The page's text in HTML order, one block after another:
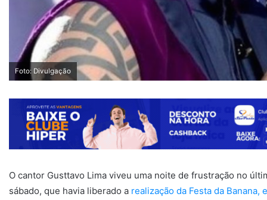
Foto: Divulgação
O cantor Gusttavo Lima viveu uma noite de frustração no
sábado, que havia liberado a realização da Festa da Banana,